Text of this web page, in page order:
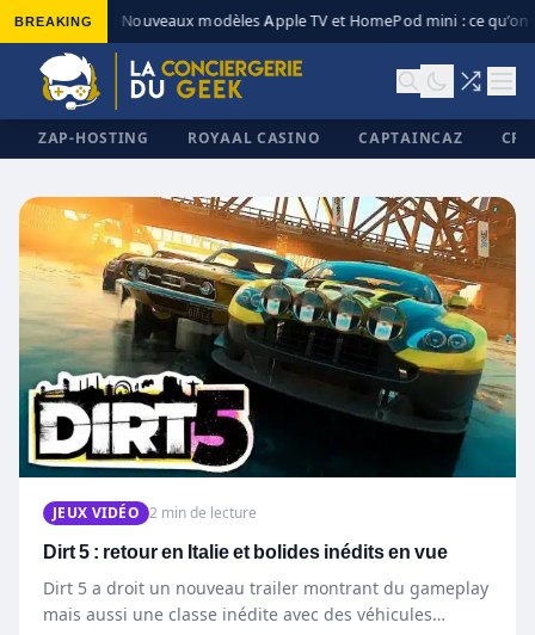
BREAKING Nouveaux modèles Apple TV et HomePod mini : ce qu’on
ZAP-HOSTING ROYAAL CASINO CAPTAINCAZ
✕
JEUX VIDÉO 2 min de lecture
Dirt 5 : retour en Italie et bolides inédits en vue
Dirt 5 a droit un nouveau trailer montrant du gameplay
mais aussi une classe inédite avec des véhicules…